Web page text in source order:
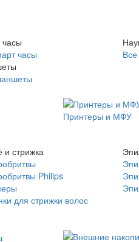
часы
Принтеры и МФУ
и стрижка
Philips
для стрижки волос